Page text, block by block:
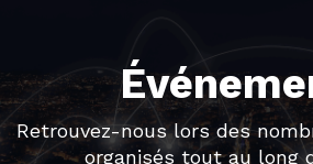
Retrouvez-nous lors des
organisés tout au long